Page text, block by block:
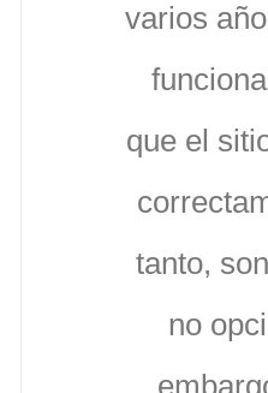
varios
que el
tanto,
no